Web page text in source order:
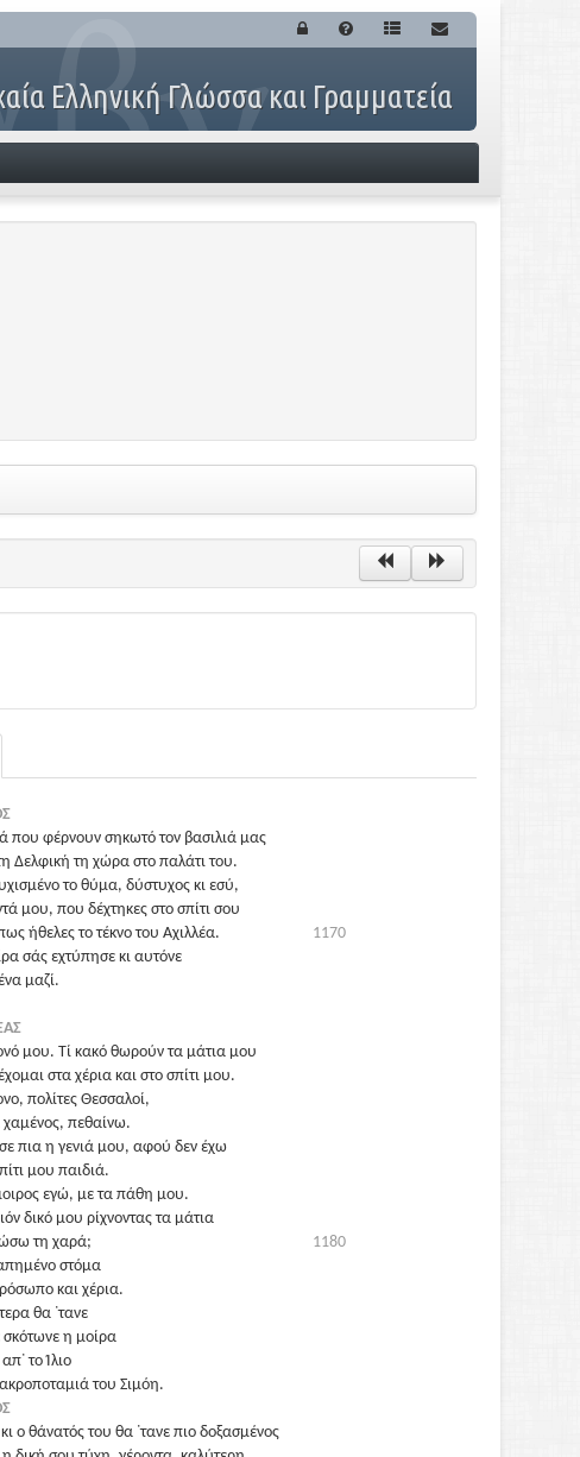
Ελληνική Γλώσσα και Γραμματεία
που φέρνουν σηκωτό τον βασιλιά μας
Δελφική τη χώρα στο παλάτι του.
το θύμα, δύστυχος κι εσύ,
μου, που δέχτηκες στο σπίτι σου
1170
ήθελες το τέκνο του Αχιλλέα.
σάς εχτύπησε κι αυτόνε
μαζί.
μου. Τί κακό θωρούν τα μάτια μου
στα χέρια και στο σπίτι μου.
πολίτες Θεσσαλοί,
χαμένος, πεθαίνω.
πια η γενιά μου, αφού δεν έχω
μου παιδιά.
εγώ, με τα πάθη μου.
δικό μου ρίχνοντας τα μάτια
1180
τη χαρά;
στόμα
και χέρια.
θα ᾽τανε
σκότωνε η μοίρα
το Ίλιο
του Σιμόη.
ο θάνατός του θα ᾽τανε πιο δοξασμένος